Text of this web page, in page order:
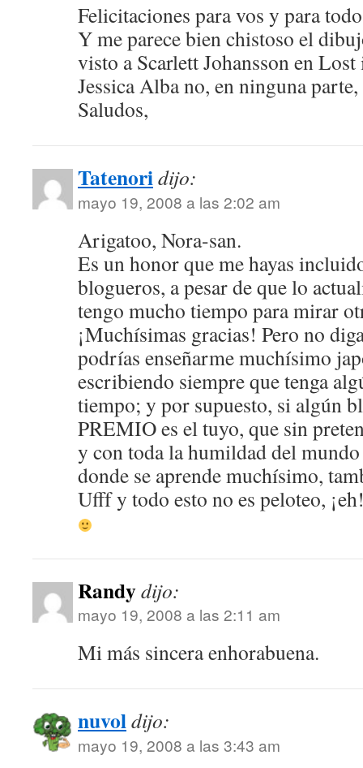
Felicitaciones para vos y para
Y me parece bien chistoso el
visto a Scarlett Johansson en
Jessica Alba no, en ninguna
Saludos,
Tatenoridijo:
mayo 19, 2008 a las 2:02 am
Arigatoo, Nora-san.
Es un honor que me hayas
blogueros, a pesar de que lo
tengo mucho tiempo para mirar
¡Muchísimas gracias! Pero no
podrías enseñarme muchísimo
escribiendo siempre que tenga
tiempo; y por supuesto, si algún
PREMIO es el tuyo, que sin
y con toda la humildad del
donde se aprende muchísimo,
Ufff y todo esto no es peloteo,
Randydijo:
mayo 19, 2008 a las 2:11 am
Mi más sincera enhorabuena.
nuvoldijo:
mayo 19, 2008 a las 3:43 am